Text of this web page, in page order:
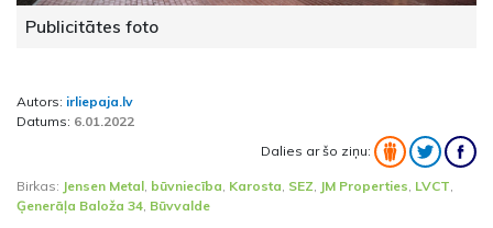
Publicitātes foto
Autors: irliepaja.lv
Datums: 6.01.2022
Dalies ar šo ziņu:
Birkas: Jensen Metal, būvniecība, Karosta, SEZ, JM Properties, LVCT,
Ģenerāļa Baloža 34, Būvvalde